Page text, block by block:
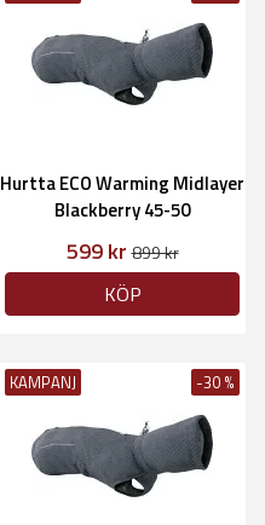
Hurtta ECO Warming Midlayer
Blackberry 45-50
599 kr899 kr
KÖP
KAMPANJ -30 %